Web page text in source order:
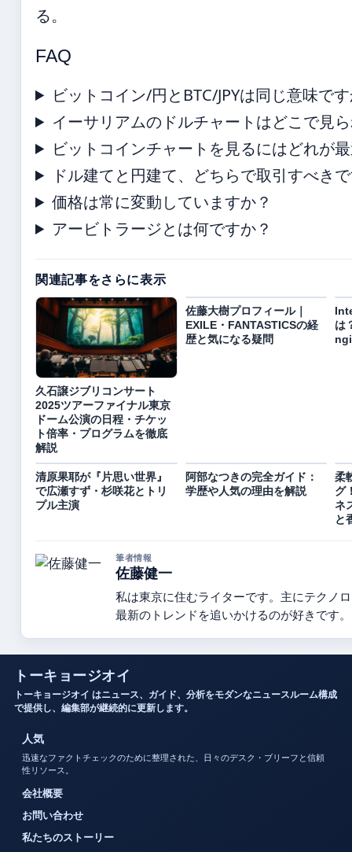
る。
FAQ
ビットコイン/円とBTC/JPYは同じ意味で
イーサリアムのドルチャートはどこで見
ビットコインチャートを見るにはどれが
ドル建てと円建て、どちらで取引すべき
価格は常に変動していますか？
アービトラージとは何ですか？
関連記事をさらに表示
久石譲ジブリコンサート
2025ツアーファイナル東京
ドーム公演の日程・チケッ
ト倍率・プログラムを徹底
解説
佐藤大樹プロフィール｜
EXILE・FANTASTICSの経
歴と気になる疑問
は
清原果耶が『片思い世界』
で広瀬すず・杉咲花とトリ
プル主演
阿部なつきの完全ガイド：
学歴や人気の理由を解説
柔
グ
ネ
と
筆者情報
佐藤健一
私は東京に住むライターです。主にテクノ
最新のトレンドを追いかけるのが好きです。
トーキョージオイ
トーキョージオイ はニュース、ガイド、分析をモダンなニュースルーム構成
で提供し、編集部が継続的に更新します。
人気
迅速なファクトチェックのために整理された、日々のデスク・ブリーフと信頼
性リソース。
会社概要
お問い合わせ
私たちのストーリー